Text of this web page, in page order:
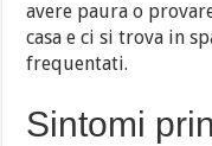
avere paura o
casa e ci si trova in
frequentati.
Sintomi